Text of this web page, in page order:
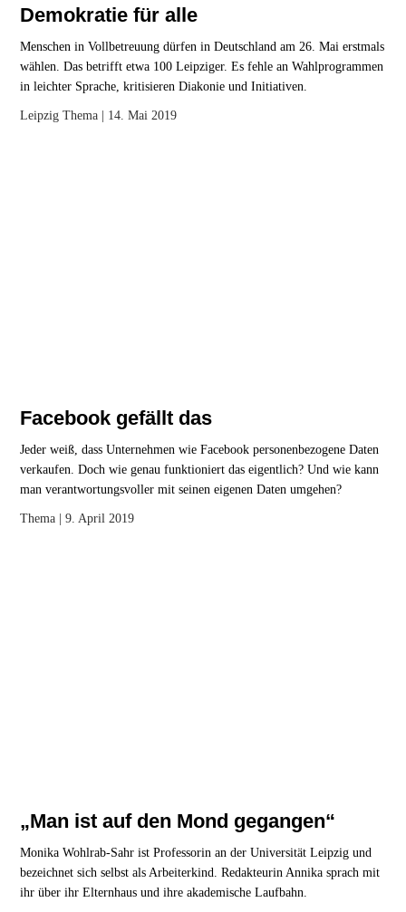
Demokratie für alle
Menschen in Vollbetreuung dürfen in Deutschland am 26. Mai erstmals
wählen. Das betrifft etwa 100 Leipziger. Es fehle an Wahlprogrammen
in leichter Sprache, kritisieren Diakonie und Initiativen.
Leipzig Thema | 14. Mai 2019
Facebook gefällt das
Jeder weiß, dass Unternehmen wie Facebook personenbezogene Daten
verkaufen. Doch wie genau funktioniert das eigentlich? Und wie kann
man verantwortungsvoller mit seinen eigenen Daten umgehen?
Thema | 9. April 2019
„Man ist auf den Mond gegangen“
Monika Wohlrab-Sahr ist Professorin an der Universität Leipzig und
bezeichnet sich selbst als Arbeiterkind. Redakteurin Annika sprach mit
ihr über ihr Elternhaus und ihre akademische Laufbahn.